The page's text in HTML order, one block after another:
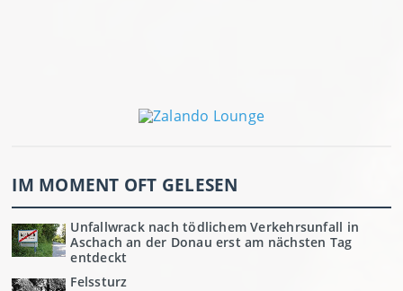
IM MOMENT OFT GELESEN
Unfallwrack nach tödlichem Verkehrsunfall in
Aschach an der Donau erst am nächsten Tag
entdeckt
Felssturz